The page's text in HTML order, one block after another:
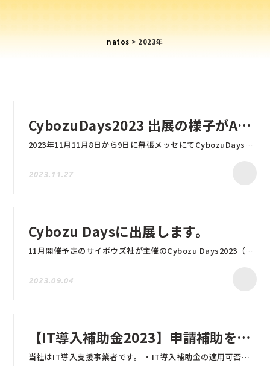
natos > 2023年
CybozuDays2023 出展の様子がASCIIで紹介されました！
2023年11月11月8日から9日に幕張メッセにてCybozuDays2023が開催されました。 natosブースにお立ち寄りいただいた皆様、ありがとうございました！ 続きを読む CybozuDays2023 出展の様子がASCIIで紹介されました！
2023.11.27
Cybozu Daysに出展します。
11月開催予定のサイボウズ社が主催のCybozu Days2023（サイボウズデイズ2023）に 今年も出展することが決定いたしました。 弊社システムのご紹介予定です。 少しでもご興味がある方は是非お立ち寄りくださいませ。 出展場所や開催日時は追ってお知らせに記載いたします。 皆様のご来場を心よりお待ちしております。 Cybozu Daysの詳細はこちらから
2023.09.04
【IT導入補助金2023】申請補助をさせて頂きます
当社はIT導入支援事業者です。 ・IT導入補助金の適用可否を知りたい ・いくら補助が出るかを知りたい ・IT導入補助金の申請方法がわからない ・何から始めれば良いかわからない など、些細なことでも構いませんので、是非お気軽にご相談ください。 ▼お問合せフォームリンク https://www.natos.jp/contact